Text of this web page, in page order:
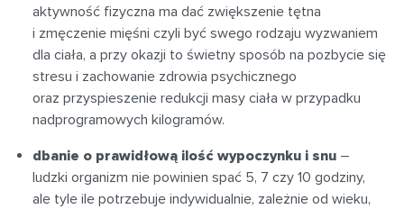
aktywność fizyczna ma dać zwiększenie tętna
i zmęczenie mięśni czyli być swego rodzaju wyzwaniem
dla ciała, a przy okazji to świetny sposób na pozbycie się
stresu i zachowanie zdrowia psychicznego
oraz przyspieszenie redukcji masy ciała w przypadku
nadprogramowych kilogramów.
dbanie o prawidłową ilość wypoczynku i snu –
ludzki organizm nie powinien spać 5, 7 czy 10 godziny,
ale tyle ile potrzebuje indywidualnie, zależnie od wieku,